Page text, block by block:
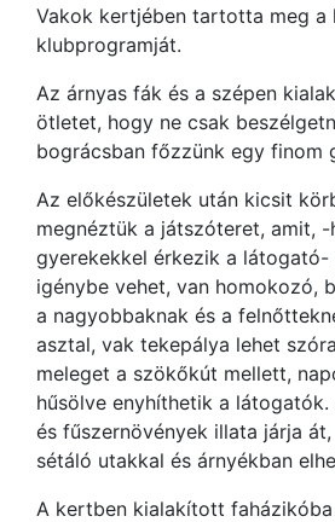
Vakok kertjében tartotta meg a
klubprogramját.
Az árnyas fák és a szépen
ötletet, hogy ne csak
bográcsban főzzünk egy finom
Az előkészületek után kicsit
megnéztük a játszóteret, amit, -
gyerekekkel érkezik a látogató-
igénybe vehet, van homokozó,
a nagyobbaknak és a
asztal, vak tekepálya lehet
meleget a szökőkút mellett,
hűsölve enyhíthetik a
és fűszernövények illata járja
sétáló utakkal és árnyékban
A kertben kialakított